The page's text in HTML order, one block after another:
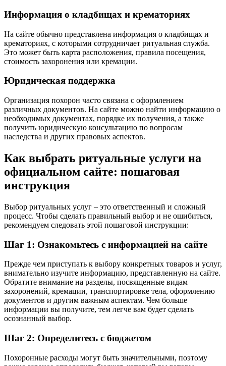
Информация о кладбищах и крематориях
На сайте обычно представлена информация о кладбищах и
крематориях, с которыми сотрудничает ритуальная служба.
Это может быть карта расположения, правила посещения,
стоимость захоронения или кремации.
Юридическая поддержка
Организация похорон часто связана с оформлением
различных документов. На сайте можно найти информацию о
необходимых документах, порядке их получения, а также
получить юридическую консультацию по вопросам
наследства и других правовых аспектов.
Как выбрать ритуальные услуги на
официальном сайте: пошаговая
инструкция
Выбор ритуальных услуг – это ответственный и сложный
процесс. Чтобы сделать правильный выбор и не ошибиться,
рекомендуем следовать этой пошаговой инструкции:
Шаг 1: Ознакомьтесь с информацией на сайте
Прежде чем приступать к выбору конкретных товаров и услуг,
внимательно изучите информацию, представленную на сайте.
Обратите внимание на разделы, посвященные видам
захоронений, кремации, транспортировке тела, оформлению
документов и другим важным аспектам. Чем больше
информации вы получите, тем легче вам будет сделать
осознанный выбор.
Шаг 2: Определитесь с бюджетом
Похоронные расходы могут быть значительными, поэтому